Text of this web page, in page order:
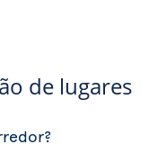
de lugares